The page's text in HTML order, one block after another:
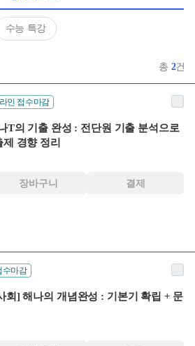
수능 특강
총 2건
인 접수마감
T의 기출 완성 : 전단원 기출 분석으로
경향 정리
장바구니 결제
수마감
회] 해나의 개념완성 : 기본기 확립 + 문